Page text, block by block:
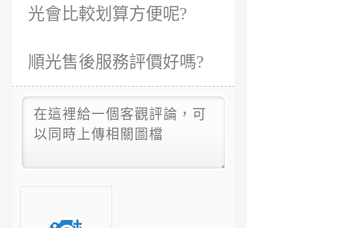
光會比較划算方便呢?
順光售後服務評價好嗎?